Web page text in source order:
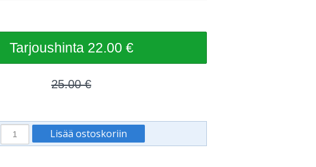
22.00 €
25.00 €